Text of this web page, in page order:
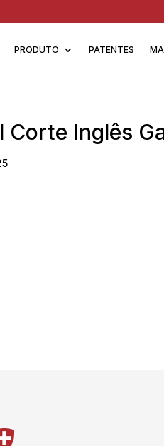
PRODUTO PATENTES
Corte Inglês